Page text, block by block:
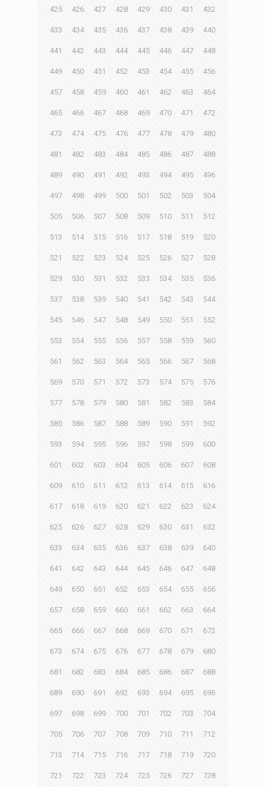
425 426 427 428 429 430 431 432
433 434 435 436 437 438 439 440
441 442 443 444 445 446 447 448
449 450 451 452 453 454 455 456
457 458 459 460 461 462 463 464
465 466 467 468 469 470 471 472
473 474 475 476 477 478 479 480
481 482 483 484 485 486 487 488
489 490 491 492 493 494 495 496
497 498 499 500 501 502 503 504
505 506 507 508 509 510 511 512
513 514 515 516 517 518 519 520
521 522 523 524 525 526 527 528
529 530 531 532 533 534 535 536
537 538 539 540 541 542 543 544
545 546 547 548 549 550 551 552
553 554 555 556 557 558 559 560
561 562 563 564 565 566 567 568
569 570 571 572 573 574 575 576
577 578 579 580 581 582 583 584
585 586 587 588 589 590 591 592
593 594 595 596 597 598 599 600
601 602 603 604 605 606 607 608
609 610 611 612 613 614 615 616
617 618 619 620 621 622 623 624
625 626 627 628 629 630 631 632
633 634 635 636 637 638 639 640
641 642 643 644 645 646 647 648
649 650 651 652 653 654 655 656
657 658 659 660 661 662 663 664
665 666 667 668 669 670 671 672
673 674 675 676 677 678 679 680
681 682 683 684 685 686 687 688
689 690 691 692 693 694 695 696
697 698 699 700 701 702 703 704
705 706 707 708 709 710 711 712
713 714 715 716 717 718 719 720
721 722 723 724 725 726 727 728